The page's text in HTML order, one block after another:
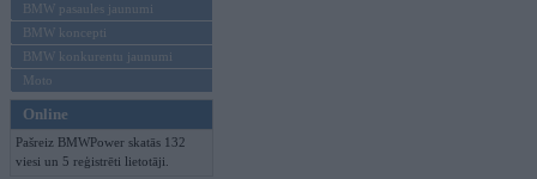
BMW pasaules jaunumi
BMW koncepti
BMW konkurentu jaunumi
Moto
Online
Pašreiz BMWPower skatās 132
viesi un 5 reģistrēti lietotāji.